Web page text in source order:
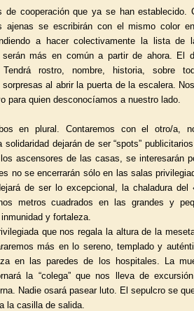
de cooperación que ya se han establecido.
ajenas se escribirán con el mismo color
a hacer colectivamente la lista de
más en común a partir de ahora. El
rostro, nombre, historia, sobre
al abrir la puerta de la escalera.
para quien desconocíamos a nuestro lado.
en plural. Contaremos con el otro/a,
dejarán de ser “spots”
ascensores de las casas, se interesarán
no se encerrarán sólo en las salas
de ser lo excepcional, la chaladura del
metros cuadrados en las grandes y
y fortaleza.
que nos regala la altura de la
más en lo sereno, templado y
en las paredes de los hospitales. La
la “colega” que nos lleva de
Nadie osará pasear luto. El sepulcro se
la casilla de salida.